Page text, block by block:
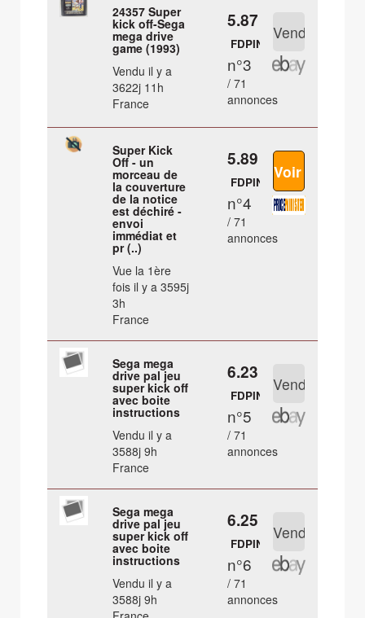
24357 Super
kick off-Sega
mega drive
game (1993)
Vendu il y a
3622j 11h
France
5.87 €
FDPIN
n°3
/ 71
annonces
Super Kick
Off - un
morceau de
la couverture
de la notice
est déchiré -
envoi
immédiat et
pr (..)
Vue la 1ère
fois il y a 3595j
3h
France
5.89 €
FDPIN
n°4
/ 71
annonces
Sega mega
drive pal jeu
super kick off
avec boite
instructions
Vendu il y a
3588j 9h
France
6.23 €
FDPIN
n°5
/ 71
annonces
Sega mega
drive pal jeu
super kick off
avec boite
instructions
Vendu il y a
3588j 9h
6.25 €
FDPIN
n°6
/ 71
annonces